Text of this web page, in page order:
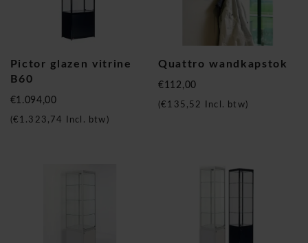
Pictor glazen vitrine
B60
€1.094,00
€1.323,74 Incl. btw)
Quattro wandkapstok
€112,00
(€135,52 Incl. btw)